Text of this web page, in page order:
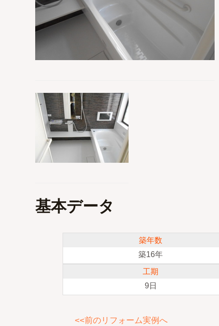
基本データ
築年数
築16年
工期
9日
<<前のリフォーム実例へ